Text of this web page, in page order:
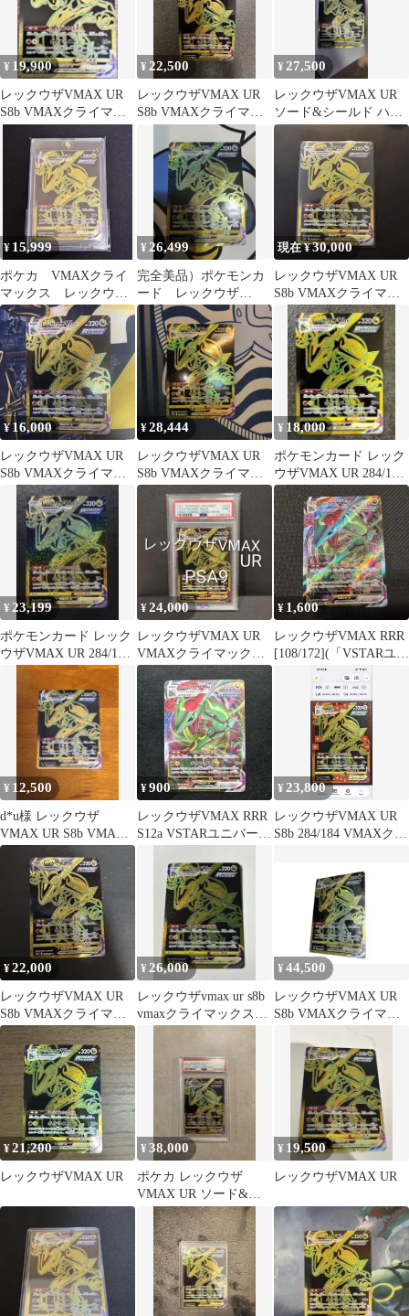
¥ 19,900
レックウザVMAX UR
S8b VMAXクライマッ
¥22,500
レックウザVMAX UR
S8b VMAXクライマッ
¥27,500
レックウザVMAX UR
ソード&シールド ハイ
クラスパック
¥ 15,999
ポケカ VMAXクライ
マックス レックウザ
VMAX UR 284/184
¥ 26,499
完全美品）ポケモンカ
ード レックウザ
VMAX UR
現在 ¥30,000
レックウザVMAX UR
S8b VMAXクライマッ
クス 284/184
¥ 16,000
レックウザVMAX UR
S8b VMAXクライマッ
クス 284/184
¥28,444
レックウザVMAX UR
S8b VMAXクライマッ
クス 284/184
¥ 18,000
ポケモンカード レック
ウザVMAX UR 284/184
ポケカ
¥ 23,199
ポケモンカード レック
ウザVMAX UR 284/184
¥24,000
レックウザVMAX UR
VMAXクライマックス
【PSA9 】
¥ 1,600
レックウザVMAX RRR
[108/172](「VSTARユニ
バース」)
¥ 12,500
d*u様 レックウザ
VMAX UR S8b VMAX
クライマックス 284/18
¥900
レックウザVMAX RRR
S12a VSTARユニバース
¥ 23,800
レックウザVMAX UR
S8b 284/184 VMAXクラ
¥22,000
レックウザVMAX UR
S8b VMAXクライマッ
クス 284/184
¥26,000
レックウザvmax ur s8b
vmaxクライマックス
¥44,500
レックウザVMAX UR
S8b VMAXクライマッ
¥21,200
レックウザVMAX UR
¥38,000
ポケカ レックウザ
VMAX UR ソード&シ
ールド ハイクラスパッ
ク PSA10
¥ 19,500
レックウザVMAX UR